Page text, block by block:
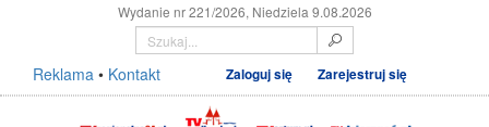
Wydanie nr 221/2026, Niedziela 9.08.2026
Reklama • Kontakt Zaloguj się Zarejestruj się